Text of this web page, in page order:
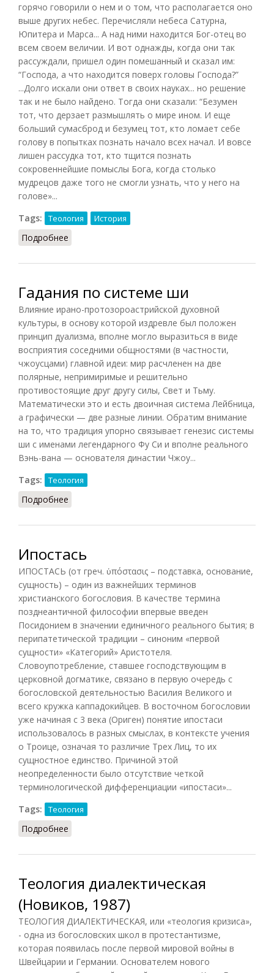
горячо говорили о нем и о том, что располагается оно
выше других небес. Перечисляли небеса Сатурна,
Юпитера и Марса... А над ними находится Бог-отец во
всем своем величии. И вот однажды, когда они так
рассуждали, пришел один помешанный и сказал им:
“Господа, а что находится поверх головы Господа?”
...Долго искали они ответ в своих науках... но решение
так и не было найдено. Тогда они сказали: “Безумен
тот, что дерзает размышлять о мире ином. И еще
больший сумасброд и безумец тот, кто ломает себе
голову в попытках познать начало всех начал. И вовсе
лишен рассудка тот, кто тщится познать
сокровеннейшие помыслы Бога, когда столько
мудрецов даже того не смогли узнать, что у него на
голове»...
Tags:
Теология История
Подробнее
Гадания по системе ши
Влияние ирано-протозороастрийской духовной
культуры, в основу которой издревле был положен
принцип дуализма, вполне могло выразиться в виде
восприятия соседними общностями (в частности,
чжоусцами) главной идеи: мир расчленен на две
полярные, непримиримые и решительно
противостоящие друг другу силы, Свет и Тьму.
Математически это и есть двоичная система Лейбница,
а графически — две разные линии. Обратим внимание
на то, что традиция упорно связывает генезис системы
ши с именами легендарного Фу Си и вполне реального
Вэнь-вана — основателя династии Чжоу...
Tags:
Теология
Подробнее
Ипостась
ИПОСТАСЬ (от греч. ὑπόστασις – подставка, основание,
сущность) – один из важнейших терминов
христианского богословия. В качестве термина
позднеантичной философии впервые введен
Посидонием в значении единичного реального бытия; в
перипатетической традиции – синоним «первой
сущности» «Категорий» Аристотеля.
Словоупотребление, ставшее господствующим в
церковной догматике, связано в первую очередь с
богословской деятельностью Василия Великого и
всего кружка каппадокийцев. В восточном богословии
уже начиная с 3 века (Ориген) понятие ипостаси
использовалось в разных смыслах, в контексте учения
о Троице, означая то различие Трех Лиц, то их
сущностное единство. Причиной этой
неопределенности было отсутствие четкой
терминологической дифференциации «ипостаси»...
Tags:
Теология
Подробнее
Теология диалектическая
(Новиков, 1987)
ТЕОЛОГИЯ ДИАЛЕКТИЧЕСКАЯ, или «теология кризиса»,
- одна из богословских школ в протестантизме,
которая появилась после первой мировой войны в
Швейцарии и Германии. Основателем нового